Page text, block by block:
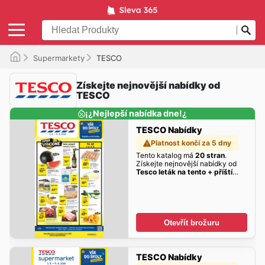
Supermarkety TESCO
Získejte nejnovější nabídky od
TESCO
¡¿Nejlepší nabídka dne!¿
TESCO Nabídky
Platnost končí za 5 dny
Tento katalog má 20 stran.
Získejte nejnovější nabídky od
Tesco leták na tento + příští
Otevřít brožuru
TESCO Nabídky